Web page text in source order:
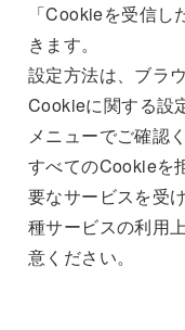
「Cookieを受信
きます。
設定方法は、ブラ
Cookieに関する設
メニューでご確認
すべてのCookieを
要なサービスを受
種サービスの利用
意ください。